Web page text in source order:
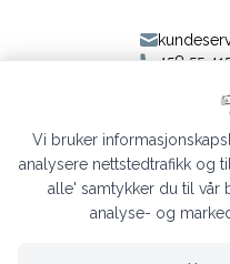
458 55
Følg oss
Følg oss
Vi bruker
analysere nettstedtrafikk og
alle' samtykker du til vår
analyse- og